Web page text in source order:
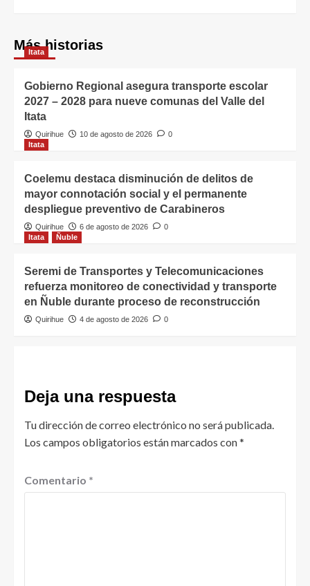
Más historias
Itata
Gobierno Regional asegura transporte escolar
2027 – 2028 para nueve comunas del Valle del
Itata
Quirihue 10 de agosto de 2026
0
Itata
Coelemu destaca disminución de delitos de
mayor connotación social y el permanente
despliegue preventivo de Carabineros
Quirihue 6 de agosto de 2026
0
Itata
Ñuble
Seremi de Transportes y Telecomunicaciones
refuerza monitoreo de conectividad y transporte
en Ñuble durante proceso de reconstrucción
Quirihue 4 de agosto de 2026 0
Deja una respuesta
Tu dirección de correo electrónico no será publicada.
Los campos obligatorios están marcados con*
Comentario *